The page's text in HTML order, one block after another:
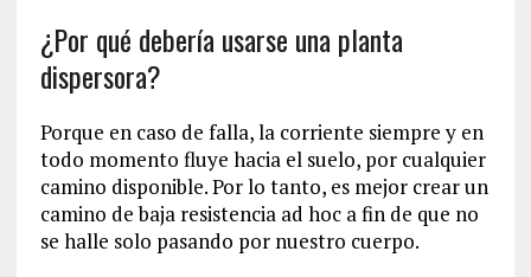
¿Por qué debería usarse una planta
dispersora?
Porque en caso de falla, la corriente siempre y en
todo momento fluye hacia el suelo, por cualquier
camino disponible. Por lo tanto, es mejor crear un
camino de baja resistencia ad hoc a fin de que no
se halle solo pasando por nuestro cuerpo.